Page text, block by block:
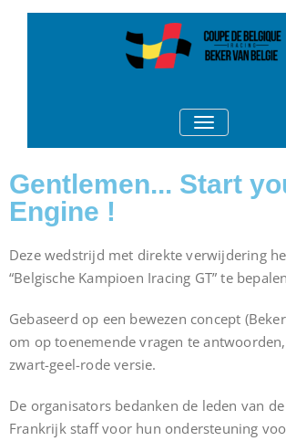
TOGGLE
Gentlemen... Start
Engine !
Deze wedstrijd met direkte verwijdering
“Belgische Kampioen Iracing GT” te
Gebaseerd op een bewezen concept
om op toenemende vragen te
zwart-geel-rode versie.
De organisators bedanken de leden van
Frankrijk staff voor hun ondersteuning